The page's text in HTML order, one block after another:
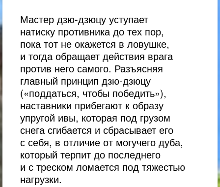
Мастер дзю-дзюцу уступает
натиску противника до тех пор,
пока тот не окажется в ловушке,
и тогда обращает действия врага
против него самого. Разъясняя
главный принцип дзю-дзюцу
(«поддаться, чтобы победить»),
наставники прибегают к образу
упругой ивы, которая под грузом
снега сгибается и сбрасывает его
с себя, в отличие от могучего дуба,
который терпит до последнего
и с треском ломается под тяжестью
нагрузки.